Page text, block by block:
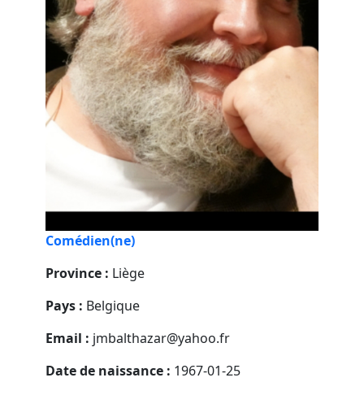
Comédien(ne)
Province : Liège
Pays : Belgique
Email : jmbalthazar@yahoo.fr
Date de naissance : 1967-01-25